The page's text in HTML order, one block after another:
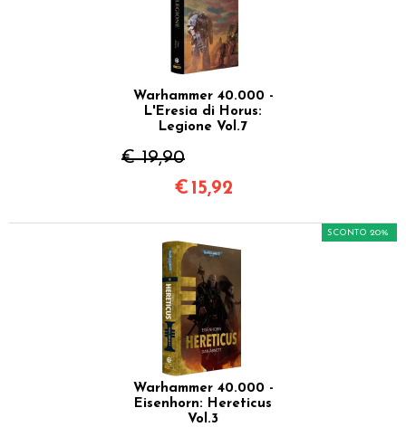
Warhammer 40.000 -
L'Eresia di Horus:
Legione Vol.7
€ 19,90
€ 15,92
Warhammer 40.000 -
Eisenhorn: Hereticus
Vol.3
SCONTO 20%